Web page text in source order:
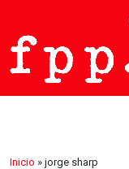
Inicio » jorge sharp